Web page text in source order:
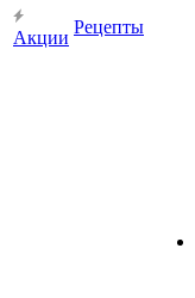
Акции
Рецепты